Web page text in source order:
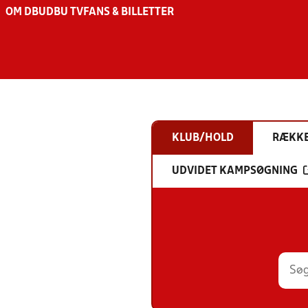
OM DBU DBU TV FANS & BILLETTER
KLUB/HOLD
UDVIDET KAMPSØGNING